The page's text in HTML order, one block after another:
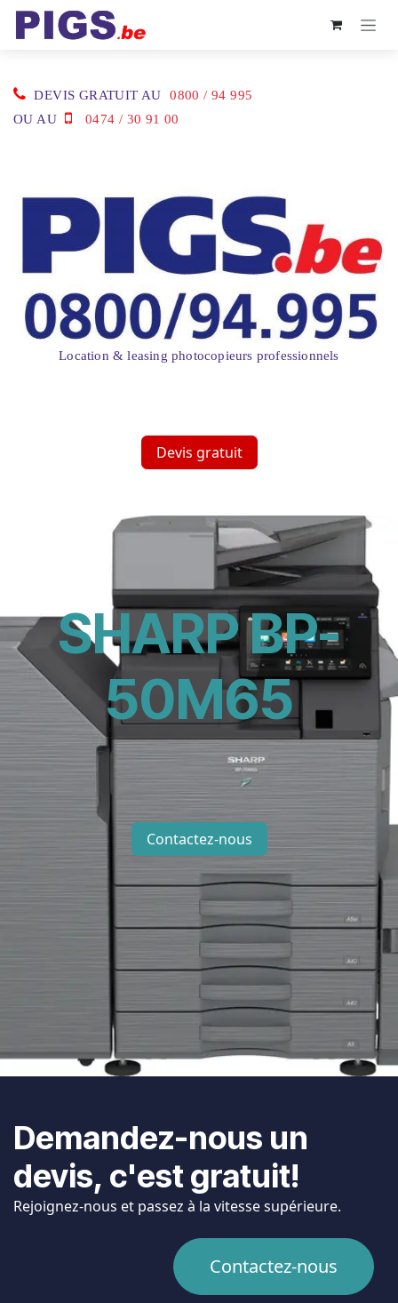
Se rendre au contenu
DEVIS GRATUIT AU
0800 / 94 995
OU AU
0474 / 30 91 00
Location & leasing photocopieurs professionnels
Devis gratuit
SHARP BP-
50M65
Contactez-nous
Demandez-nous un
devis, c'est gratuit!
Rejoignez-nous et passez à la vitesse supérieure.
Contactez-nous